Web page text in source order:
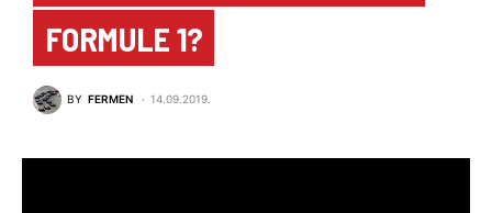
FORMULE 1?
BY FERMEN 14.09.2019.